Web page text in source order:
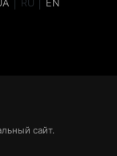
RU EN
сайт.